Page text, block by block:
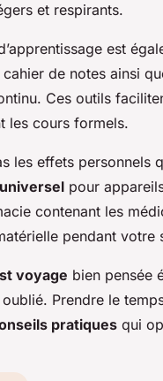
et respirants.
est
cahier de notes ainsi
Ces outils
les cours formels.
les effets
pour
contenant les
pendant votre
voyage bien pensée
oublié. Prendre le
pratiques qui